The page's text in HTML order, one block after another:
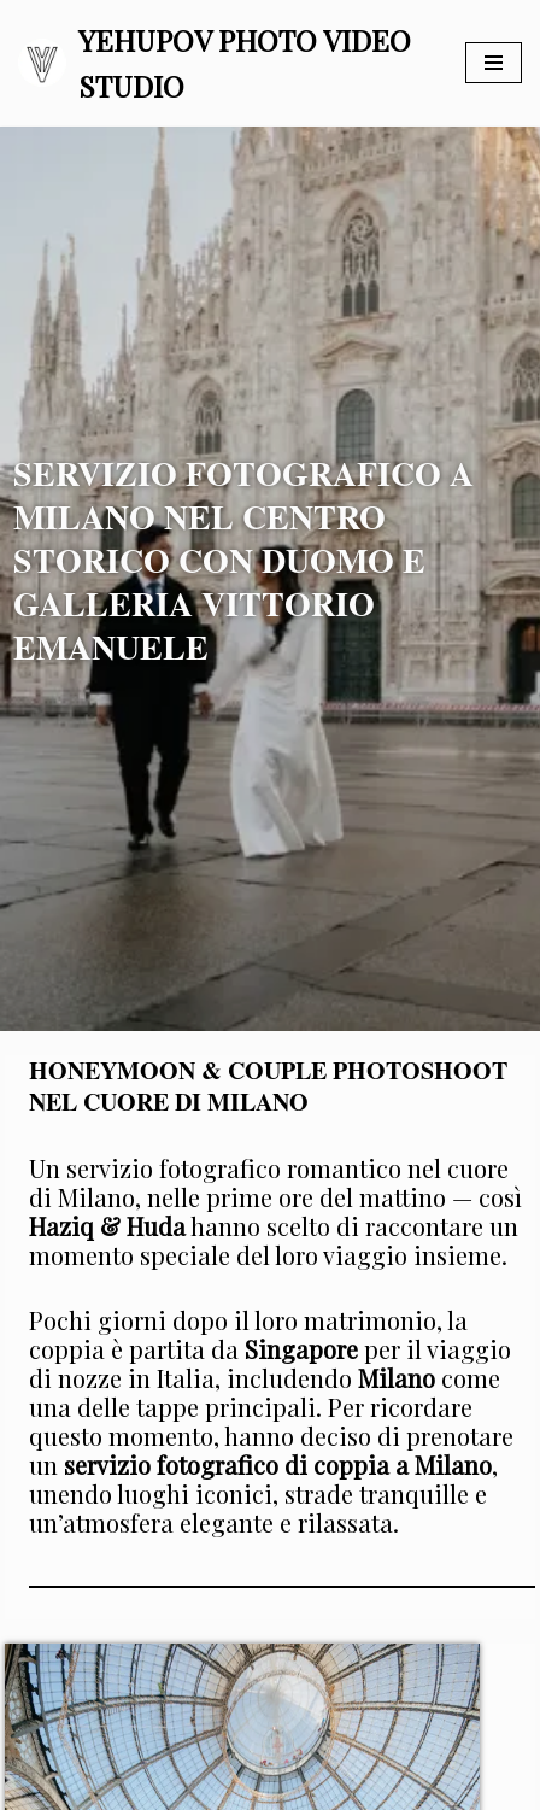
Vai
contenuto
YEHUPOV PHOTO VIDEO
STUDIO
SERVIZIO FOTOGRAFICO A
MILANO NEL CENTRO
STORICO CON DUOMO E
GALLERIA VITTORIO
EMANUELE
HONEYMOON & COUPLE PHOTOSHOOT
NEL CUORE DI MILANO
Un servizio fotografico romantico nel cuore
di Milano, nelle prime ore del mattino — così
Haziq & Hudahanno scelto di raccontare un
momento speciale del loro viaggio insieme.
Pochi giorni dopo il loro matrimonio, la
coppia è partita da Singaporeper il viaggio
di nozze in Italia, includendoMilano come
una delle tappe principali. Per ricordare
questo momento, hanno deciso di prenotare
un servizio fotografico di coppia a Milano,
unendo luoghi iconici, strade tranquille e
un’atmosfera elegante e rilassata.